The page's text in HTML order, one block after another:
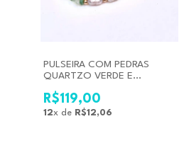
PULSEIRA COM PEDRAS
QUARTZO VERDE E
R$119,00
12x de R$12,06